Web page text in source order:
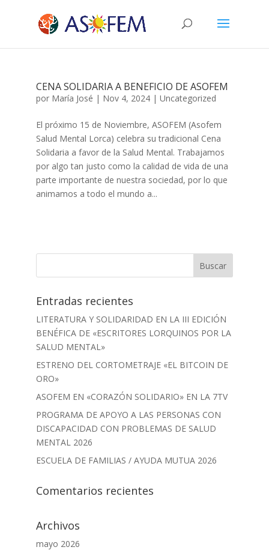
CENA SOLIDARIA A BENEFICIO DE ASOFEM
por María José | Nov 4, 2024| Uncategorized
El próximo 15 de Noviembre, ASOFEM (Asofem
Salud Mental Lorca) celebra su tradicional Cena
Solidaria a favor de la Salud Mental. Trabajamos
por algo tan justo como la calidad de vida de una
parte importante de nuestra sociedad, por lo que
animamos a todo el mundo a...
Entradas recientes
LITERATURA Y SOLIDARIDAD EN LA III EDICIÓN
BENÉFICA DE «ESCRITORES LORQUINOS POR LA
SALUD MENTAL»
ESTRENO DEL CORTOMETRAJE «EL BITCOIN DE
ORO»
ASOFEM EN «CORAZÓN SOLIDARIO» EN LA 7TV
PROGRAMA DE APOYO A LAS PERSONAS CON
DISCAPACIDAD CON PROBLEMAS DE SALUD
MENTAL 2026
ESCUELA DE FAMILIAS / AYUDA MUTUA 2026
Comentarios recientes
Archivos
mayo 2026